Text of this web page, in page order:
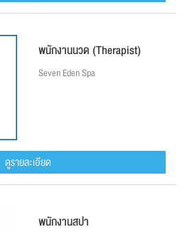
พนักงานนวด (Therapist)
Seven Eden Spa
ดูรายละเอียด
พนักงานสปา